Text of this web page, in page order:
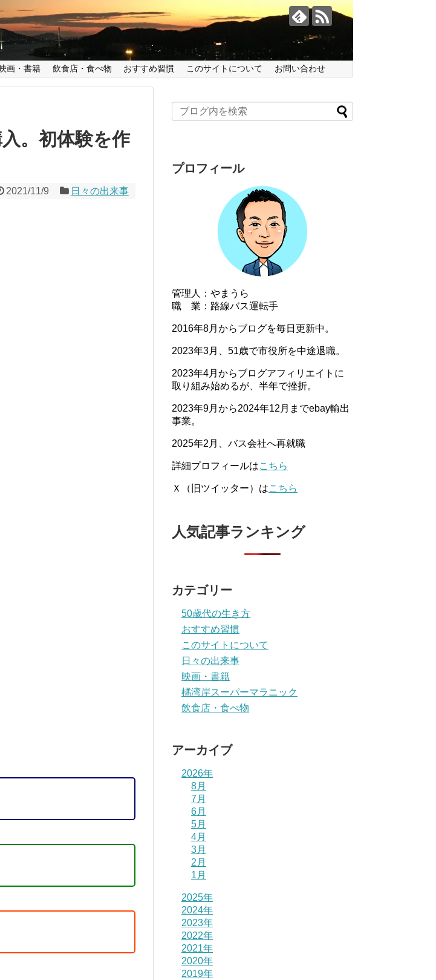
画・書籍 飲食店・食べ物 おすすめ習慣 このサイトについて お問い合わせ
。初体験を作
2021/11/9 日々の出来事
プロフィール
管理人：やまうら
職 業：路線バス運転手
2016年8月からブログを毎日更新中。
2023年3月、51歳で市役所を中途退職。
2023年4月からブログアフィリエイトに
取り組み始めるが、半年で挫折。
2023年9月から2024年12月までebay輸出
事業。
2025年2月、バス会社へ再就職
詳細プロフィールはこちら
Ｘ（旧ツイッター）はこちら
人気記事ランキング
カテゴリー
50歳代の生き方
おすすめ習慣
このサイトについて
日々の出来事
映画・書籍
橘湾岸スーパーマラニック
飲食店・食べ物
アーカイブ
2026年
8月
7月
6月
5月
4月
3月
2月
1月
2025年
2024年
2023年
2022年
2021年
2020年
2019年